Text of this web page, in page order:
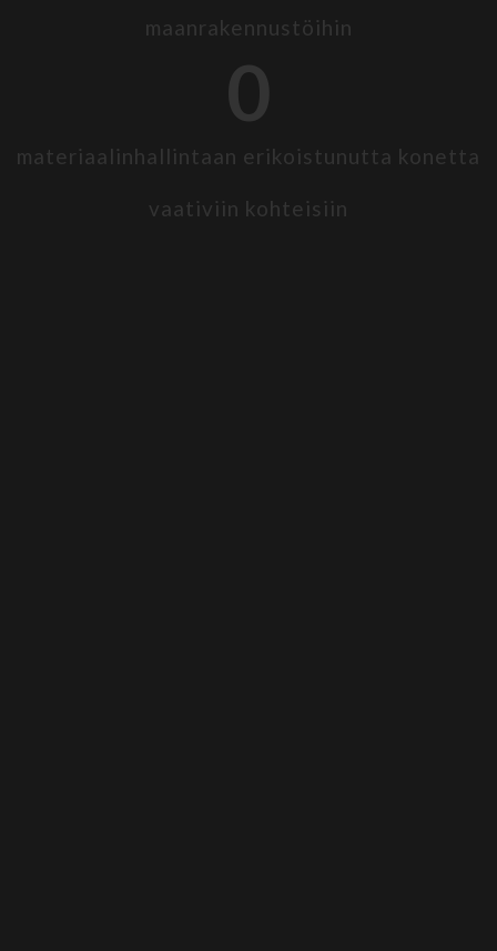
maanrakennustöihin
materiaalinhallintaan erikoistunutta konetta
vaativiin kohteisiin
0